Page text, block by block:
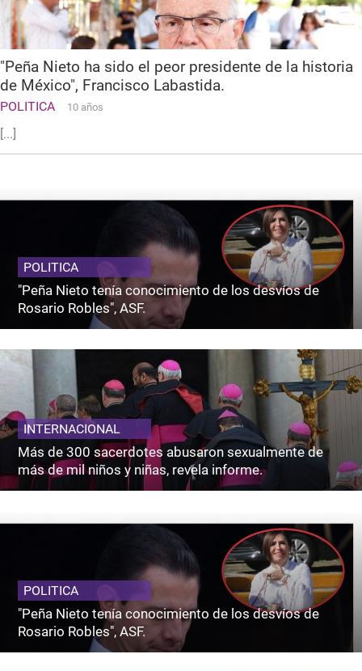
"Peña Nieto ha sido el peor presidente de la historia
de México", Francisco Labastida.
POLITICA 10 años
[...]
POLITICA
"Peña Nieto tenía conocimiento de los desvíos de
Rosario Robles", ASF.
INTERNACIONAL
Más de 300 sacerdotes abusaron sexualmente de
más de mil niños y niñas, revela informe.
POLITICA
"Peña Nieto tenía conocimiento de los desvíos de
Rosario Robles", ASF.